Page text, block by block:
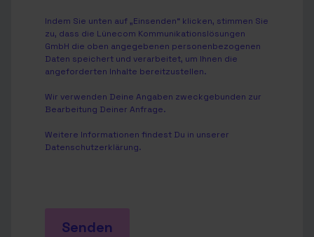
Indem Sie unten auf „Einsenden“ klicken, stimmen Sie
zu, dass die Lünecom Kommunikationslösungen
GmbH die oben angegebenen personenbezogenen
Daten speichert und verarbeitet, um Ihnen die
angeforderten Inhalte bereitzustellen.
Wir verwenden Deine Angaben zweckgebunden zur
Bearbeitung Deiner Anfrage.
Weitere Informationen findest Du in unserer
Datenschutzerklärung.
Senden